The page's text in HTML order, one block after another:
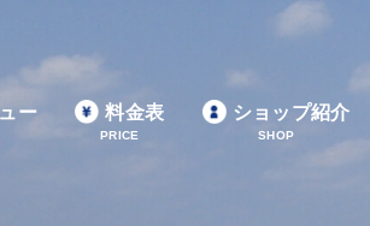
ー 料金表
PRICE
ショップ紹介
SHOP